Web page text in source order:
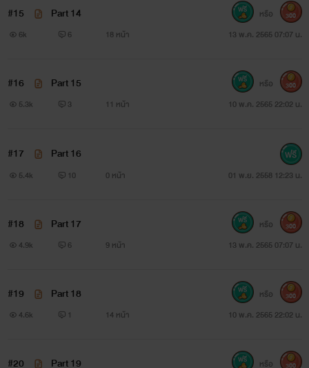
แต่ที่กูมาในวันนี้ก็เพื่อมาเตือน...
วิน: มีอะไรก็พูดมา
ไปรู้จักกับตายเอง ในเมื่อมึงไม่กลัวก็อย่าเสือกหนีไปละกัน
วิน: กูไม่มีความจำเป็นต้องหนี ถ้าพร้อมเมื่อไหร่ก็บอกกูพร้อมจะ
โกบอล: งั้นก็เริ่มจากวันนี้เลยแล้วกัน!
วิน: ...!!!
โกบอล: อย่าเพิ่งรีบใจเสาะตายไปซะล่ะเพราะความผิดของมึงมัน
มากมายเกินกว่าที่กูจะปล่อยให้มึงตายไปได้ง่ายๆ ชีวิตของมึงนับ
~~~~~~~~~~~~~~~~~~~~~~~~~~
เรื่องนี้มีทั้งหมดสองคู่นะครับ ถ้าอยากรู้ประวัติความเป็นมา
#15 Part 14
6k 6 18 หน้า 13 พ.ค. 2565 07:07 น.
หรือ 300
#16 Part 15
5.3k 3 11 หน้า 10 พ.ค. 2565 22:02 น.
หรือ 300
#17 Part 16
5.4k 10 0 หน้า 01 พ.ย. 2558 12:23 น.
#18 Part 17
4.9k 6 9 หน้า 13 พ.ค. 2565 07:07 น.
หรือ 300
#19 Part 18
4.6k 1 14 หน้า 10 พ.ค. 2565 22:02 น.
หรือ 300
#20 Part 19 หรือ 300